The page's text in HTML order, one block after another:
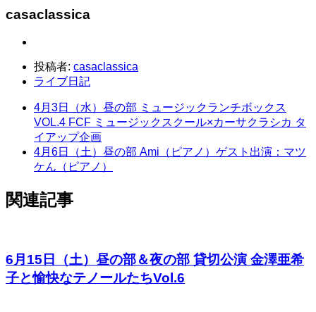
casaclassica
投稿者: casaclassica
ライブ日記
4月3日（水）昼の部 ミュージックランチボックス
VOL.4 FCF ミュージックスクール×カーサクラシカ タ
イアップ企画
4月6日（土）昼の部 Ami（ピアノ）ゲスト出演：マツ
ケん（ピアノ）
関連記事
6月15日（土）昼の部＆夜の部 貸切公演 金澤亜希
子と愉快なテノールたちVol.6